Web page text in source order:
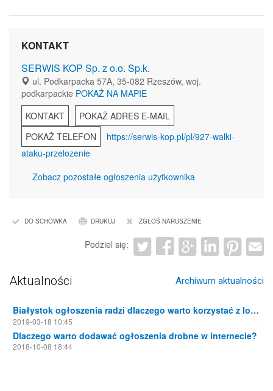
KONTAKT
SERWIS KOP Sp. z o.o. Sp.k.
ul. Podkarpacka 57A, 35-082 Rzeszów, woj.
podkarpackie POKAŻ NA MAPIE
KONTAKT
POKAŻ ADRES E-MAIL
POKAŻ TELEFON
https://serwis-kop.pl/pl/927-walki-
ataku-przelozenie
Zobacz pozostałe ogłoszenia użytkownika
DO SCHOWKA DRUKUJ ZGŁOŚ NARUSZENIE
Podziel się:
Aktualności Archiwum aktualności
Białystok ogłoszenia radzi dlaczego warto korzystać z lokalnych portali ogłoszeniowych
2019-03-18 10:45
Dlaczego warto dodawać ogłoszenia drobne w internecie?
2018-10-08 18:44